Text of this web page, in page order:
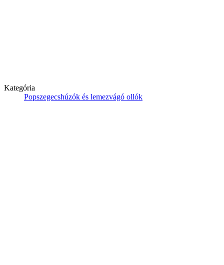
Kategória
Popszegecshúzók és lemezvágó ollók